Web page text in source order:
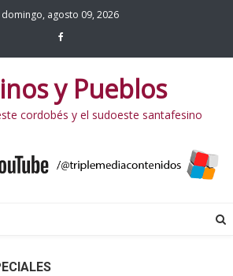
domingo, agosto 09, 2026
y Pueblos
cordobés y el sudoeste santafesino